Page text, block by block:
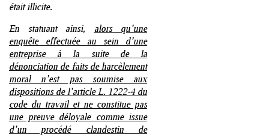
était illicite.
En statuant ainsi, alors qu’une
enquête effectuée au sein d’une
entreprise à la suite de la
dénonciation de faits de harcèlement
moral n’est pas soumise aux
dispositions de l’article L. 1222-4 du
code du travail et ne constitue pas
une preuve déloyale comme issue
d’un procédé clandestin de